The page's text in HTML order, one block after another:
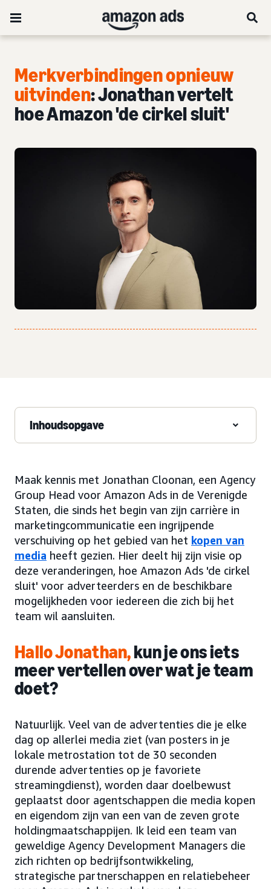
Merkverbindingen opnieuw
uitvinden: Jonathan vertelt
hoe Amazon 'de cirkel sluit'
Inhoudsopgave
Maak kennis met Jonathan Cloonan, een Agency
Group Head voor Amazon Ads in de Verenigde
Staten, die sinds het begin van zijn carrière in
marketingcommunicatie een ingrijpende
verschuiving op het gebied van het kopen van
media heeft gezien. Hier deelt hij zijn visie op
deze veranderingen, hoe Amazon Ads 'de cirkel
sluit' voor adverteerders en de beschikbare
mogelijkheden voor iedereen die zich bij het
team wil aansluiten.
Hallo Jonathan,kun je ons iets
meer vertellen over wat je team
doet?
Natuurlijk. Veel van de advertenties die je elke
dag op allerlei media ziet (van posters in je
lokale metrostation tot de 30 seconden
durende advertenties op je favoriete
streamingdienst), worden daar doelbewust
geplaatst door agentschappen die media kopen
en eigendom zijn van een van de zeven grote
holdingmaatschappijen. Ik leid een team van
geweldige Agency Development Managers die
zich richten op bedrijfsontwikkeling,
strategische partnerschappen en relatiebeheer